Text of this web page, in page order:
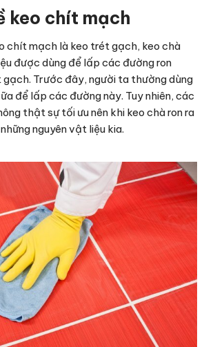
keo chít mạch
chít mạch là keo trét gạch, keo chà
được dùng để lấp các đường ron
Trước đây, người ta thường dùng
để lấp các đường này. Tuy nhiên, các
thật sự tối ưu nên khi keo chà ron ra
nguyên vật liệu kia.